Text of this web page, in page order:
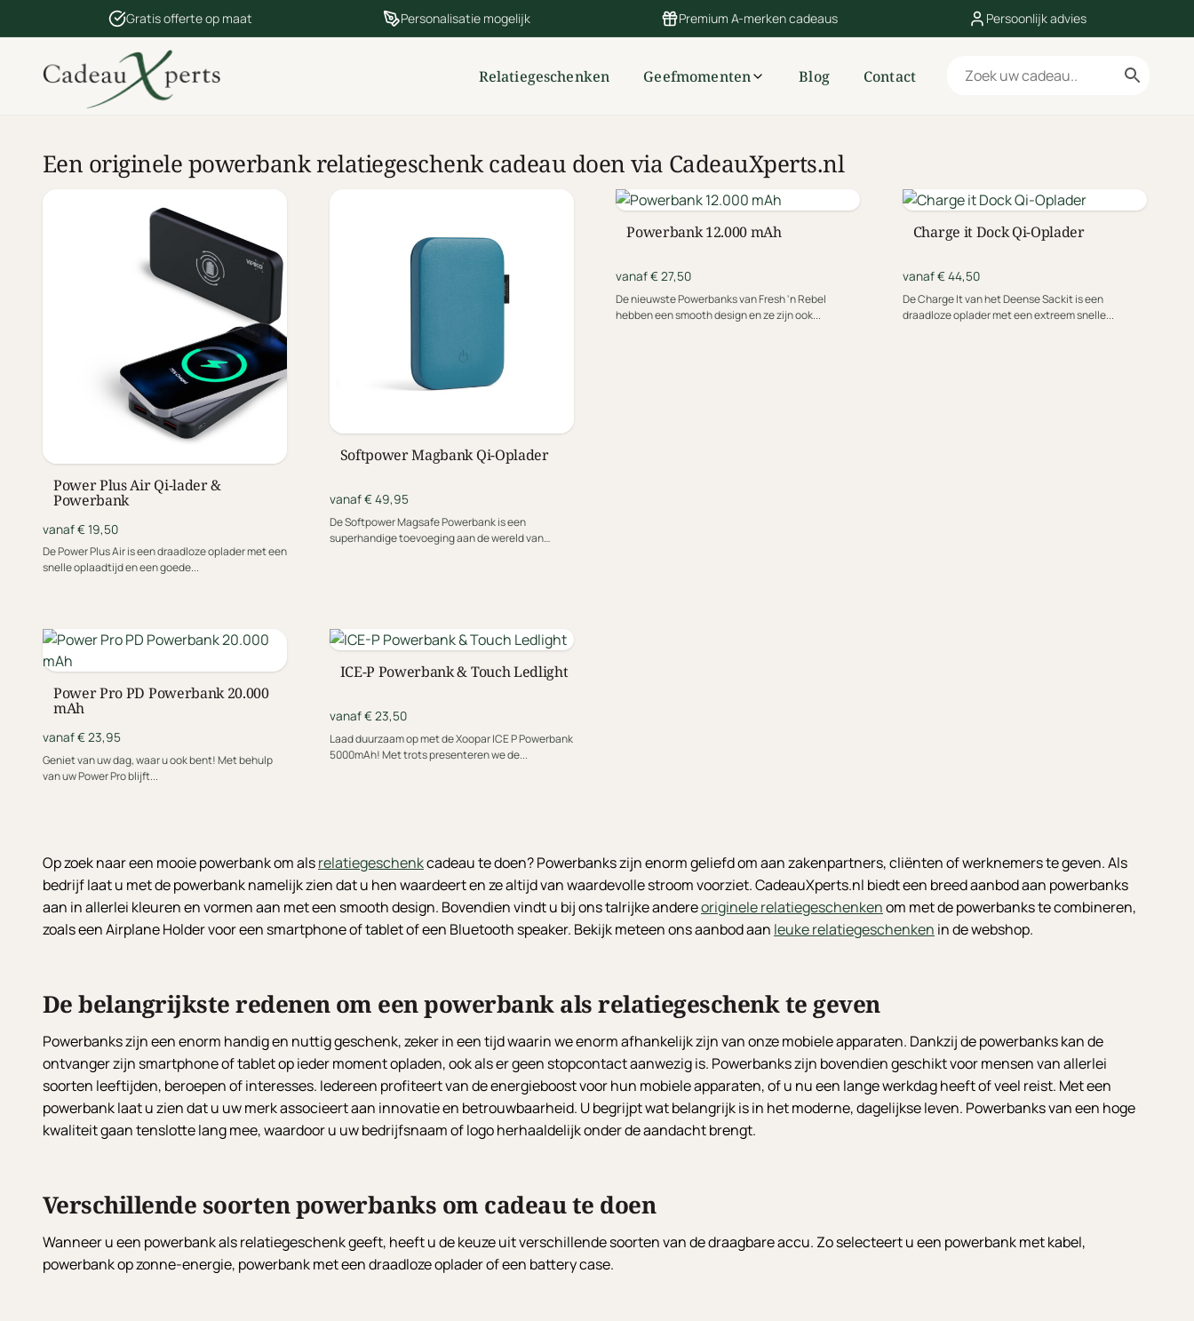
Gratis offerte op maat Personalisatie mogelijk Premium A-merken cadeaus Persoonlijk advies
Relatiegeschenken Geefmomenten Blog Contact
Een originele powerbank relatiegeschenk cadeau doen via CadeauXperts.nl
Power Plus Air Qi-lader &
Powerbank
vanaf € 19,50
De Power Plus Air is een draadloze oplader met een
snelle oplaadtijd en een goede...
Softpower Magbank Qi-Oplader
vanaf € 49,95
De Softpower Magsafe Powerbank is een
superhandige toevoeging aan de wereld van
Powerbank 12.000 mAh
vanaf € 27,50
De nieuwste Powerbanks van Fresh 'n Rebel
hebben een smooth design en ze zijn ook...
Charge it Dock Qi-Oplader
vanaf € 44,50
De Charge It van het Deense Sackit is een
draadloze oplader met een extreem snelle...
Power Pro PD Powerbank 20.000
mAh
vanaf € 23,95
Geniet van uw dag, waar u ook bent! Met behulp
van uw Power Pro blijft...
ICE-P Powerbank & Touch Ledlight
vanaf € 23,50
Laad duurzaam op met de Xoopar ICE P Powerbank
5000mAh! Met trots presenteren we de...
Op zoek naar een mooie powerbank om alsrelatiegeschenkcadeau te doen? Powerbanks zijn enorm geliefd om aan zakenpartners, cliënten of werknemers te geven. Als
bedrijf laat u met de powerbank namelijk zien dat u hen waardeert en ze altijd van waardevolle stroom voorziet. CadeauXperts.nl biedt een breed aanbod aan powerbanks
aan in allerlei kleuren en vormen aan met een smooth design. Bovendien vindt u bij ons talrijke andereoriginele relatiegeschenkenom met de powerbanks te combineren,
zoals een Airplane Holder voor een smartphone of tablet of een Bluetooth speaker. Bekijk meteen ons aanbod aan leuke relatiegeschenken in de webshop.
De belangrijkste redenen om een powerbank als relatiegeschenk te geven
Powerbanks zijn een enorm handig en nuttig geschenk, zeker in een tijd waarin we enorm afhankelijk zijn van onze mobiele apparaten. Dankzij de powerbanks kan de
ontvanger zijn smartphone of tablet op ieder moment opladen, ook als er geen stopcontact aanwezig is. Powerbanks zijn bovendien geschikt voor mensen van allerlei
soorten leeftijden, beroepen of interesses. Iedereen profiteert van de energieboost voor hun mobiele apparaten, of u nu een lange werkdag heeft of veel reist. Met een
powerbank laat u zien dat u uw merk associeert aan innovatie en betrouwbaarheid. U begrijpt wat belangrijk is in het moderne, dagelijkse leven. Powerbanks van een hoge
kwaliteit gaan tenslotte lang mee, waardoor u uw bedrijfsnaam of logo herhaaldelijk onder de aandacht brengt.
Verschillende soorten powerbanks om cadeau te doen
Wanneer u een powerbank als relatiegeschenk geeft, heeft u de keuze uit verschillende soorten van de draagbare accu. Zo selecteert u een powerbank met kabel,
powerbank op zonne-energie, powerbank met een draadloze oplader of een battery case.